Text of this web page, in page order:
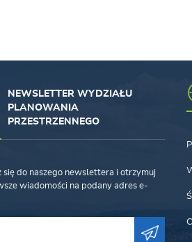
NEWSLETTER WYDZIAŁU
PLANOWANIA
PRZESTRZENNEGO
się do naszego newslettera i otrzymuj
wiadomości na podany adres e-